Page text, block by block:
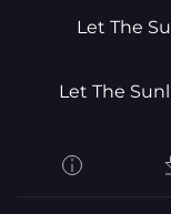
Let The
Let The